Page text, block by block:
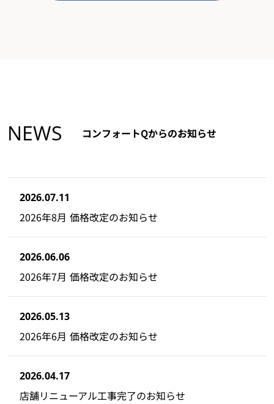
NEWS コンフォートQからのお知らせ
2026.07.11
2026年8月 価格改定のお知らせ
2026.06.06
2026年7月 価格改定のお知らせ
2026.05.13
2026年6月 価格改定のお知らせ
2026.04.17
店舗リニューアル工事完了のお知らせ